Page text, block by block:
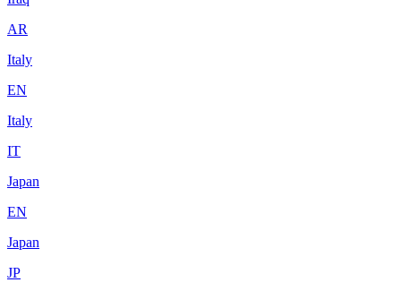
AR
Italy
EN
Italy
IT
Japan
EN
Japan
JP